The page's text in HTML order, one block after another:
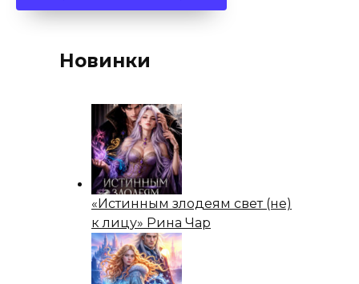
Новинки
«Истинным злодеям свет (не)
к лицу» Рина Чар